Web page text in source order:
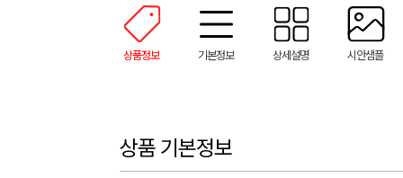
상품정보 기본정보 상세설명 시안샘플
상품 기본정보